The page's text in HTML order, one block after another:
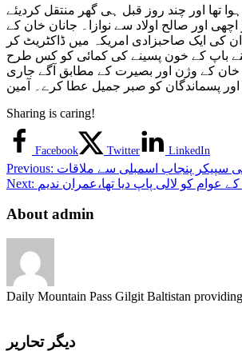
تھا اور چند روز قبل ہی گھر منتقل کردیئے
نے ان کو اچھی اور صالح اولاد سے نوازا۔ جانان خان کے
کی ایک صاحبزادی امریکہ میں ڈاکٹریٹ کر
باپ کے خون پسینے کی کمائی کو کس طرح
خان کے وژن اور بصیرت کے مطابق آگے جاری
Sharing is caring!
Facebook Twitter LinkedIn
Previous: سپیکر پنجاب اسمبلی سے ملاقات
Next: عوام کو لالی پاپ دیا تھا،عمران ندیم
About admin
Daily Mountain Pass Gilgit Baltistan
دیگر تحاریر